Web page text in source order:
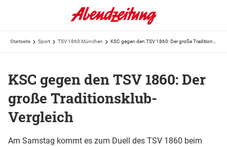
Startseite Sport TSV 1860 München
KSC gegen den TSV 1860: Der
große Traditionsklub-
Vergleich
Am Samstag kommt es zum Duell des TSV 1860 beim